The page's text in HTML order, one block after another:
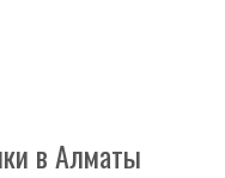
в Алматы